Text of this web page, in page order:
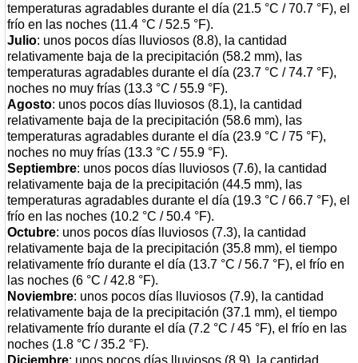
temperaturas agradables durante el día (21.5 °C / 70.7 °F), el
frío en las noches (11.4 °C / 52.5 °F).
Julio: unos pocos días lluviosos (8.8), la cantidad
relativamente baja de la precipitación (58.2 mm), las
temperaturas agradables durante el día (23.7 °C / 74.7 °F),
noches no muy frías (13.3 °C / 55.9 °F).
Agosto: unos pocos días lluviosos (8.1), la cantidad
relativamente baja de la precipitación (58.6 mm), las
temperaturas agradables durante el día (23.9 °C / 75 °F),
noches no muy frías (13.3 °C / 55.9 °F).
Septiembre: unos pocos días lluviosos (7.6), la cantidad
relativamente baja de la precipitación (44.5 mm), las
temperaturas agradables durante el día (19.3 °C / 66.7 °F), el
frío en las noches (10.2 °C / 50.4 °F).
Octubre: unos pocos días lluviosos (7.3), la cantidad
relativamente baja de la precipitación (35.8 mm), el tiempo
relativamente frío durante el día (13.7 °C / 56.7 °F), el frío en
las noches (6 °C / 42.8 °F).
Noviembre: unos pocos días lluviosos (7.9), la cantidad
relativamente baja de la precipitación (37.1 mm), el tiempo
relativamente frío durante el día (7.2 °C / 45 °F), el frío en las
noches (1.8 °C / 35.2 °F).
Diciembre: unos pocos días lluviosos (8.9), la cantidad